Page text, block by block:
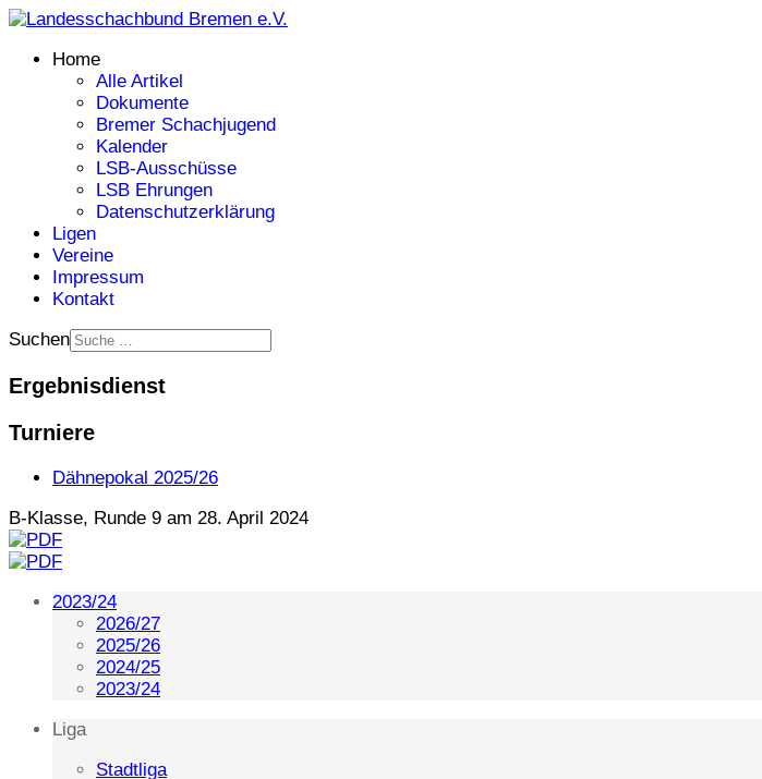
Home
Alle Artikel
Dokumente
Bremer Schachjugend
Kalender
LSB-Ausschüsse
LSB Ehrungen
Datenschutzerklärung
Ligen
Vereine
Impressum
Kontakt
Suchen
Ergebnisdienst
Turniere
Dähnepokal 2025/26
B-Klasse, Runde 9 am 28. April 2024
2023/24
2026/27
2025/26
2024/25
2023/24
Liga
Stadtliga